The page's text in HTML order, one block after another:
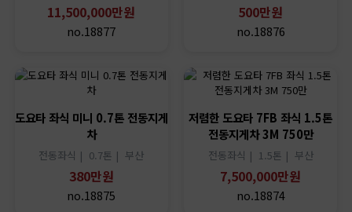
11,500,000만원
no.18877
500만원
no.18876
도요타 좌식 미니 0.7톤 전동지게
차
전동좌식 | 0.7톤 |부산
380만원
no.18875
저렴한 도요타 7FB 좌식 1.5톤
전동지게차 3M 750만
전동좌식 | 1.5톤 | 부산
7,500,000만원
no.18874